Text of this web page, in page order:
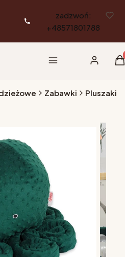
zadzwoń:
+48571801788
Menu Zaloguj się
Zabawki Pluszaki